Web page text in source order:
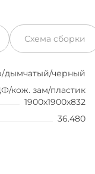
Схема сборки
дымчатый/черный
кож. зам/пластик
1900x1900x832
36.480